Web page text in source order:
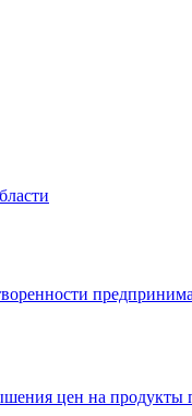
цен на продукты